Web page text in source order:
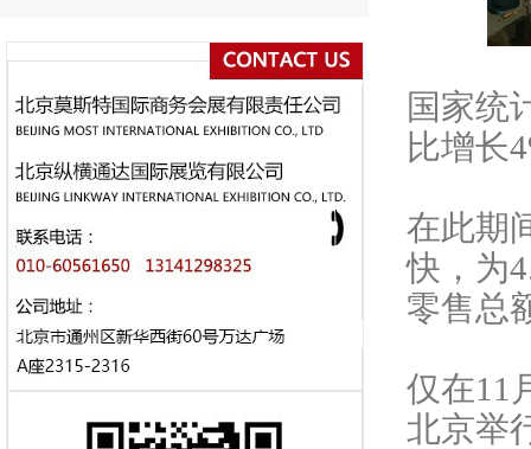
国家统
比增长
在此期
快，为
零售总
仅在11
北京举